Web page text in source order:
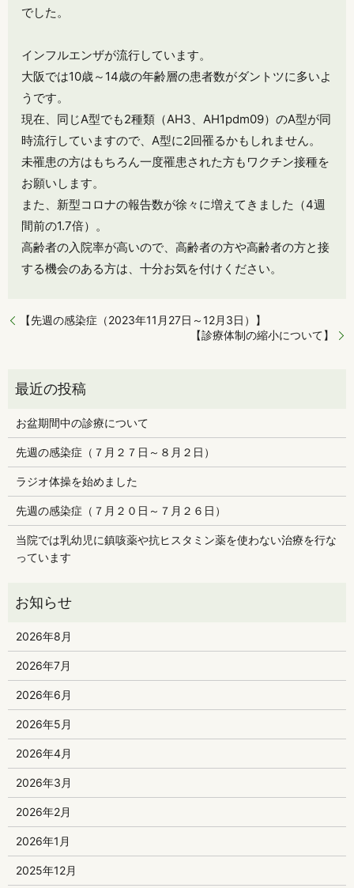
でした。
インフルエンザが流行しています。
大阪では10歳～14歳の年齢層の患者数がダントツに多いよ
うです。
現在、同じA型でも2種類（AH3、AH1pdm09）のA型が同
時流行していますので、A型に2回罹るかもしれません。
未罹患の方はもちろん一度罹患された方もワクチン接種を
お願いします。
また、新型コロナの報告数が徐々に増えてきました（4週
間前の1.7倍）。
高齢者の入院率が高いので、高齢者の方や高齢者の方と接
する機会のある方は、十分お気を付けください。
【先週の感染症（2023年11月27日～12月3日）】
【診療体制の縮小について】
お盆期間中の診療について
先週の感染症（７月２７日～８月２日）
ラジオ体操を始めました
先週の感染症（７月２０日～７月２６日）
当院では乳幼児に鎮咳薬や抗ヒスタミン薬を使わない治療を行な
っています
2026年8月
2026年7月
2026年6月
2026年5月
2026年4月
2026年3月
2026年2月
2026年1月
2025年12月